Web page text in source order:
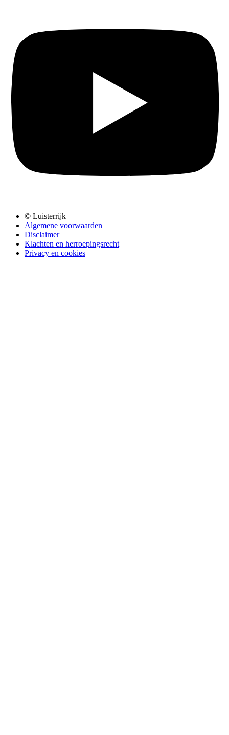
© Luisterrijk
Algemene voorwaarden
Disclaimer
Klachten en herroepingsrecht
Privacy en cookies